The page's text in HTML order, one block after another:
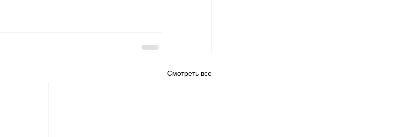
Смотреть все